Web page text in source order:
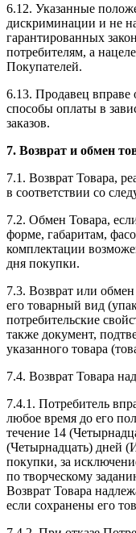
6.12. Указанные
дискриминации и не
гарантированных
потребителям, а
Покупателей.
6.13. Продавец
способы оплаты в
заказов.
7. Возврат и обмен
7.1. Возврат Товара,
в соответствии со
7.2. Обмен Товара,
форме, габаритам,
комплектации
дня покупки.
7.3. Возврат или
его товарный вид
потребительские
также документ,
указанного товара
7.4. Возврат Товара
7.4.1. Потребитель
любое время до его
течение 14
(Четырнадцать) дней
покупки, за
по творческому
Возврат Товара
если сохранены его